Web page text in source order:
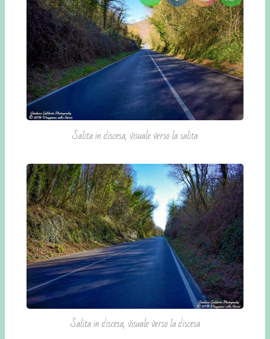
Salita in discesa, visuale verso la salita
Salita in discesa, visuale verso la discesa